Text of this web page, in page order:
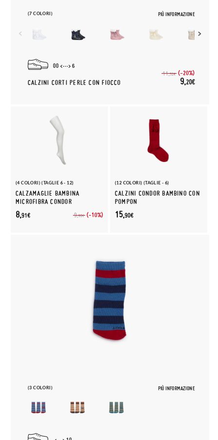
(7 COLORI) PIÙ INFORMAZIONE
00 6
CALZINI CORTI PERLE CON FIOCCO
11,50€ (-20%)
9,20€
(4 COLORI) (TAGLIE 6 - 12)
CALZAMAGLIE BAMBINA
MICROFIBRA CONDOR
9,90€ (-10%)
8,91€
(12 COLORI) (TAGLIE - 6)
CALZINI CONDOR BAMBINO CON
POMPON
15,90€
(3 COLORI) PIÙ INFORMAZIONE